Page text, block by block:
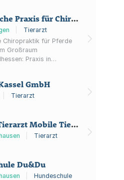
Tierärztliche Praxis für Chiropraktik
Tierarzt
Chiropraktik für Pferde
Großraum
Praxis in
und Lasertherapie.
GmbH
Tierarzt
Mobiler Tierarzt Mobile Tierarztpraxis
Tierarzt
Du&Du
Hundeschule